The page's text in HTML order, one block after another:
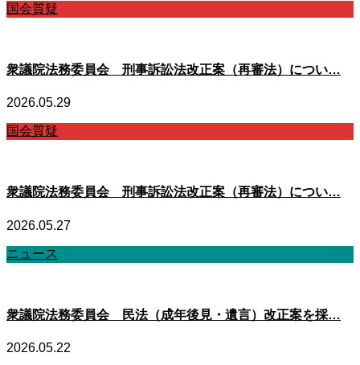
国会質疑
衆議院法務委員会 刑事訴訟法改正案（再審法）につい…
2026.05.29
国会質疑
衆議院法務委員会 刑事訴訟法改正案（再審法）につい…
2026.05.27
ニュース
衆議院法務委員会 民法（成年後見・遺言）改正案を採…
2026.05.22